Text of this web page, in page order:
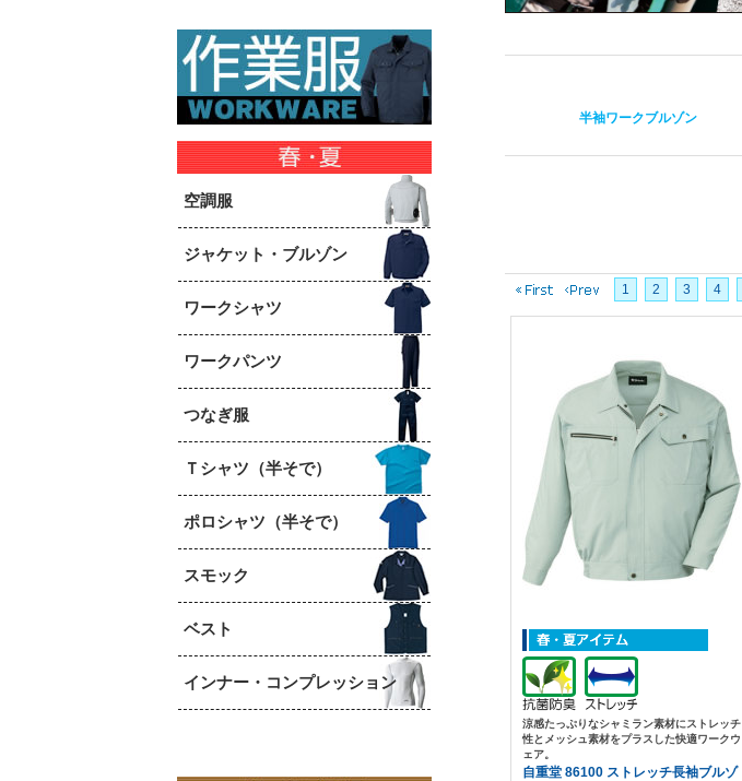
空調服
ジャケット・ブルゾン
ワークシャツ
ワークパンツ
つなぎ服
Ｔシャツ（半そで）
ポロシャツ（半そで）
スモック
ベスト
インナー・コンプレッション
半袖ワークブルゾン
1 2 3 4
涼感たっぷりなシャミラン素材にストレッチ
性とメッシュ素材をプラスした快適ワークウ
ェア。
自重堂 86100 ストレッチ長袖ブルゾ